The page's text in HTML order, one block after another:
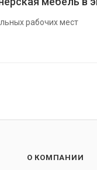
рабочих мест
О КОМПАНИИ